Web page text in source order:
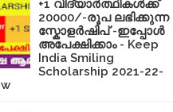
+1 വിദ്യാർത്ഥികൾക്ക്
20000/-രൂപ ലഭിക്കുന്ന
സ്കോളർഷിപ് -ഇപ്പോൾ
അപേക്ഷിക്കാം - Keep
India Smiling
Scholarship 2021-22-